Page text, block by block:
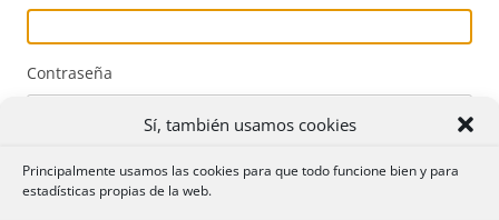
Sí, también usamos cookies
Principalmente usamos las cookies para que todo funcione bien y para
estadísticas propias de la web.
Contraseña